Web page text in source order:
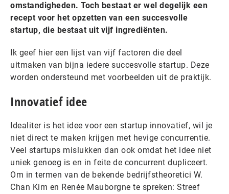
omstandigheden. Toch bestaat er wel degelijk een
recept voor het opzetten van een succesvolle
startup, die bestaat uit vijf ingrediënten.
Ik geef hier een lijst van vijf factoren die deel
uitmaken van bijna iedere succesvolle startup. Deze
worden ondersteund met voorbeelden uit de praktijk.
Innovatief idee
Idealiter is het idee voor een startup innovatief, wil je
niet direct te maken krijgen met hevige concurrentie.
Veel startups mislukken dan ook omdat het idee niet
uniek genoeg is en in feite de concurrent dupliceert.
Om in termen van de bekende bedrijfstheoretici W.
Chan Kim en Renée Mauborgne te spreken: Streef